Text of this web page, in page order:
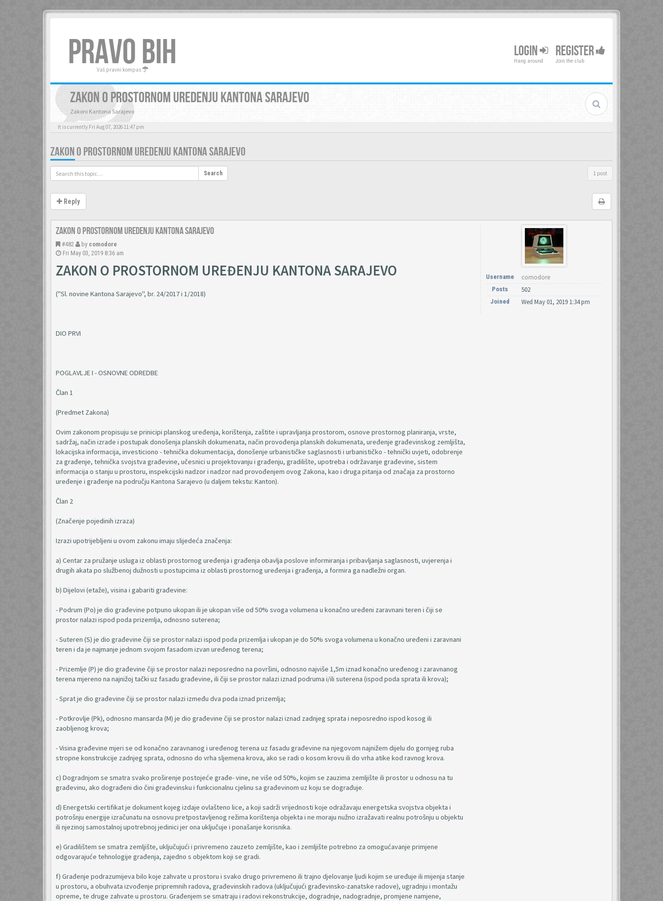
PRAVO BIH
Vaš pravni kompas
LOGIN
Hang around
REGISTER
Join the club
ZAKON O PROSTORNOM UREDENJU KANTONA SARAJEVO
Zakoni Kantona Sarajevo
It is currently Fri Aug 07, 2026 11:47 pm
ZAKON O PROSTORNOM UREDENJU KANTONA SARAJEVO
Search 1 post
Reply
Zakon o prostornom uredenju Kantona Sarajevo
#482 by comodore
Fri May 03, 2019 8:36 am
ZAKON O PROSTORNOM UREĐENJU KANTONA SARAJEVO
("Sl. novine Kantona Sarajevo", br. 24/2017 i 1/2018)
DIO PRVI
POGLAVLJE I - OSNOVNE ODREDBE
Član 1
(Predmet Zakona)
Ovim zakonom propisuju se prinicipi planskog uređenja, korištenja, zaštite i upravljanja prostorom, osnove prostornog planiranja, vrste,
sadržaj, način izrade i postupak donošenja planskih dokumenata, način provođenja planskih dokumenata, uređenje građevinskog zemljišta,
lokacijska informacija, investiciono - tehnička dokumentacija, donošenje urbanističke saglasnosti i urbanističko - tehnički uvjeti, odobrenje
za građenje, tehnička svojstva građevine, učesnici u projektovanju i građenju, gradilište, upotreba i održavanje građevine, sistem
informacija o stanju u prostoru, inspekcijski nadzor i nadzor nad provođenjem ovog Zakona, kao i druga pitanja od značaja za prostorno
uređenje i građenje na području Kantona Sarajevo (u daljem tekstu: Kanton).
Član 2
(Značenje pojedinih izraza)
Izrazi upotrijebljeni u ovom zakonu imaju slijedeća značenja:
a) Centar za pružanje usluga iz oblasti prostornog uređenja i građenja obavlja poslove informiranja i pribavljanja saglasnosti, uvjerenja i
drugih akata po službenoj dužnosti u postupcima iz oblasti prostornog uređenja i građenja, a formira ga nadležni organ.
b) Dijelovi (etaže), visina i gabariti građevine:
- Podrum (Po) je dio građevine potpuno ukopan ili je ukopan više od 50% svoga volumena u konačno uređeni zaravnani teren i čiji se
prostor nalazi ispod poda prizemlja, odnosno suterena;
- Suteren (S) je dio građevine čiji se prostor nalazi ispod poda prizemlja i ukopan je do 50% svoga volumena u konačno uređeni i zaravnani
teren i da je najmanje jednom svojom fasadom izvan uređenog terena;
- Prizemlje (P) je dio građevine čiji se prostor nalazi neposredno na površini, odnosno najviše 1,5m iznad konačno uređenog i zaravnanog
terena mjereno na najnižoj tački uz fasadu građevine, ili čiji se prostor nalazi iznad podruma i/ili suterena (ispod poda sprata ili krova);
- Sprat je dio građevine čiji se prostor nalazi između dva poda iznad prizemlja;
- Potkrovlje (Pk), odnosno mansarda (M) je dio građevine čiji se prostor nalazi iznad zadnjeg sprata i neposredno ispod kosog ili
zaobljenog krova;
- Visina građevine mjeri se od konačno zaravnanog i uređenog terena uz fasadu građevine na njegovom najnižem dijelu do gornjeg ruba
stropne konstrukcije zadnjeg sprata, odnosno do vrha sljemena krova, ako se radi o kosom krovu ili do vrha atike kod ravnog krova.
c) Dogradnjom se smatra svako proširenje postojeće građe- vine, ne više od 50%, kojim se zauzima zemljište ili prostor u odnosu na tu
građevinu, ako dograđeni dio čini građevinsku i funkcionalnu cjelinu sa građevinom uz koju se dograđuje.
d) Energetski certifikat je dokument kojeg izdaje ovlašteno lice, a koji sadrži vrijednosti koje odražavaju energetska svojstva objekta i
potrošnju energije izračunatu na osnovu pretpostavljenog režima korištenja objekta i ne moraju nužno izražavati realnu potrošnju u objektu
ili njezinoj samostalnoj upotrebnoj jedinici jer ona uključuje i ponašanje korisnika.
e) Gradilištem se smatra zemljište, uključujući i privremeno zauzeto zemljište, kao i zemljište potrebno za omogućavanje primjene
odgovarajuće tehnologije građenja, zajedno s objektom koji se gradi.
f) Građenje podrazumijeva bilo koje zahvate u prostoru i svako drugo privremeno ili trajno djelovanje ljudi kojim se uređuje ili mijenja stanje
u prostoru, a obuhvata izvođenje pripremnih radova, građevinskih radova (uključujući građevinsko-zanatske radove), ugradnju i montažu
opreme, te druge zahvate u prostoru. Građenjem se smatraju i radovi rekonstrukcije, dogradnje, nadogradnje, promjene namjene,
Username comodore
Posts 502
Joined Wed May 01, 2019 1:34 pm